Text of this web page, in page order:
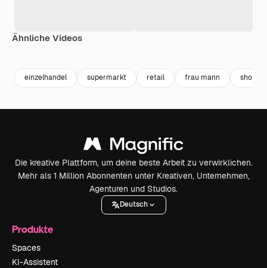
Ähnliche Videos
einzelhandel supermarkt retail frau mann
Die kreative Plattform, um deine beste Arbeit zu verwirklichen.
Mehr als 1 Million Abonnenten unter Kreativen, Unternehmen,
Agenturen und Studios.
Deutsch
Produkte
Spaces
KI-Assistent